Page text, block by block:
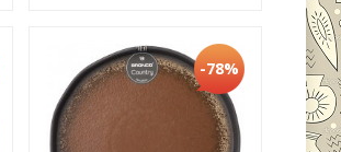
-78%